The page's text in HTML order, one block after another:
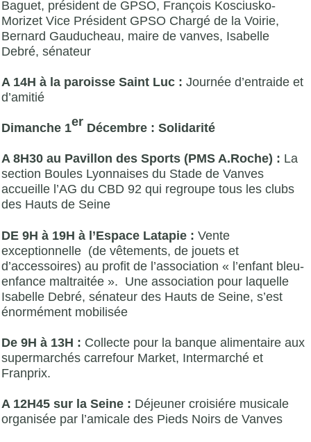
Baguet, président de GPSO, François Kosciusko-
Morizet Vice Président GPSO Chargé de la Voirie,
Bernard Gauducheau, maire de vanves, Isabelle
Debré, sénateur
A 14H à la paroisse Saint Luc : Journée d’entraide et
d’amitié
Dimanche 1er Décembre : Solidarité
A 8H30 au Pavillon des Sports (PMS A.Roche) : La
section Boules Lyonnaises du Stade de Vanves
accueille l’AG du CBD 92 qui regroupe tous les clubs
des Hauts de Seine
DE 9H à 19H à l’Espace Latapie : Vente
exceptionnelle (de vêtements, de jouets et
d’accessoires) au profit de l’association « l’enfant bleu-
enfance maltraitée ». Une association pour laquelle
Isabelle Debré, sénateur des Hauts de Seine, s’est
énormément mobilisée
De 9H à 13H : Collecte pour la banque alimentaire aux
supermarchés carrefour Market, Intermarché et
Franprix.
A 12H45 sur la Seine : Déjeuner croisiére musicale
organisée par l’amicale des Pieds Noirs de Vanves